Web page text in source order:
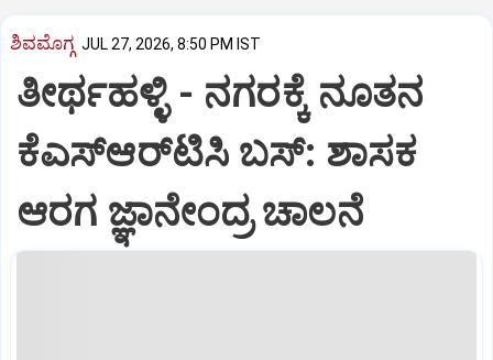
ಶಿವಮೊಗ್ಗ JUL 27, 2026, 8:50 PM IST
ತೀರ್ಥಹಳ್ಳಿ - ನಗರಕ್ಕೆ ನೂತನ
ಕೆಎಸ್ಆರ್‌ಟಿಸಿ ಬಸ್: ಶಾಸಕ
ಆರಗ ಜ್ಞಾನೇಂದ್ರ ಚಾಲನೆ